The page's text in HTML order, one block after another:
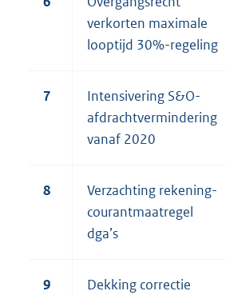
verkorten maximale
looptijd 30%-regeling
7
Intensivering S&O-
afdrachtvermindering
vanaf 2020
8
Verzachting rekening-
courantmaatregel
dga’s
9
Dekking correctie